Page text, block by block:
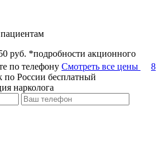
руб. *подробности акционного
по телефону Смотреть все цены
8
по России бесплатный
нарколога